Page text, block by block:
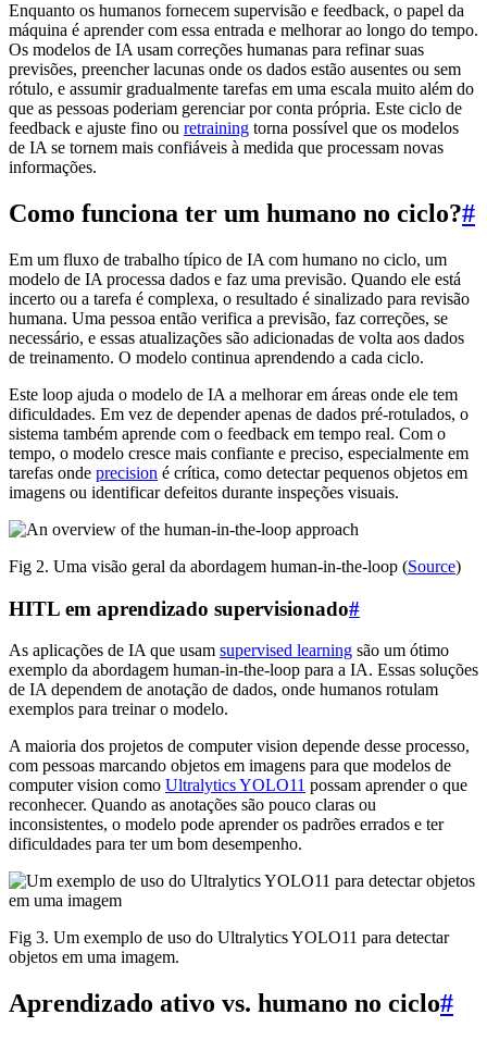
Enquanto os humanos fornecem supervisão e feedback, o papel da
máquina é aprender com essa entrada e melhorar ao longo do tempo.
Os modelos de IA usam correções humanas para refinar suas
previsões, preencher lacunas onde os dados estão ausentes ou sem
rótulo, e assumir gradualmente tarefas em uma escala muito além do
que as pessoas poderiam gerenciar por conta própria. Este ciclo de
feedback e ajuste fino ou retraining torna possível que os modelos
de IA se tornem mais confiáveis à medida que processam novas
informações.
Como funciona ter um humano no ciclo?#
Em um fluxo de trabalho típico de IA com humano no ciclo, um
modelo de IA processa dados e faz uma previsão. Quando ele está
incerto ou a tarefa é complexa, o resultado é sinalizado para revisão
humana. Uma pessoa então verifica a previsão, faz correções, se
necessário, e essas atualizações são adicionadas de volta aos dados
de treinamento. O modelo continua aprendendo a cada ciclo.
Este loop ajuda o modelo de IA a melhorar em áreas onde ele tem
dificuldades. Em vez de depender apenas de dados pré-rotulados, o
sistema também aprende com o feedback em tempo real. Com o
tempo, o modelo cresce mais confiante e preciso, especialmente em
tarefas onde precision é crítica, como detectar pequenos objetos em
imagens ou identificar defeitos durante inspeções visuais.
Fig 2. Uma visão geral da abordagem human-in-the-loop (Source)
HITL em aprendizado supervisionado#
As aplicações de IA que usam supervised learning são um ótimo
exemplo da abordagem human-in-the-loop para a IA. Essas soluções
de IA dependem de anotação de dados, onde humanos rotulam
exemplos para treinar o modelo.
A maioria dos projetos de computer vision depende desse processo,
com pessoas marcando objetos em imagens para que modelos de
computer vision como Ultralytics YOLO11 possam aprender o que
reconhecer. Quando as anotações são pouco claras ou
inconsistentes, o modelo pode aprender os padrões errados e ter
dificuldades para ter um bom desempenho.
Fig 3. Um exemplo de uso do Ultralytics YOLO11 para detectar
objetos em uma imagem.
Aprendizado ativo vs. humano no ciclo#